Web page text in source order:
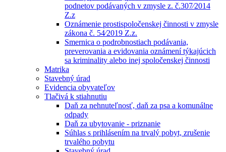
podnetov podávaných v zmysle z. č.307⁄2014
Z.z
Oznámenie prostispoločenskej činnosti v zmysle
zákona č. 54⁄2019 Z.z.
Smernica o podrobnostiach podávania,
preverovania a evidovania oznámení týkajúcich
sa kriminality alebo inej spoločenskej činnosti
Matrika
Stavebný úrad
Evidencia obyvateľov
Tlačivá k stiahnutiu
Daň za nehnuteľnosť, daň za psa a komunálne
odpady
Daň za ubytovanie - priznanie
Súhlas s prihlásením na trvalý pobyt, zrušenie
trvalého pobytu